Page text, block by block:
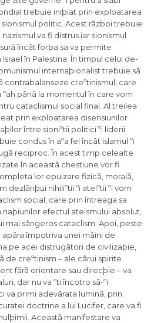
trebuie iniþiat prin exploatarea
politic. Acest rãzboi trebuie
va fi distrus iar sionismul
încât forþa sa va permite
în Palestina. În timpul celui de-
internaþionalist trebuie sã
contrabalanseze creºtinismul, care
ºah pânã la momentul în care vom
cataclismul social final. Al treilea
prin exploatarea disensiunilor
între sioniºtii politici ºi liderii
condus în aºa fel încât islamul ºi
reciproc. În acest timp celealte
în aceastã chestiune vor fi
lor epuizare fizicã, moralã,
dezlãnþui nihiliºtii ºi ateiºtii ºi vom
social, care prin întreaga sa
efectul ateismului absolut,
mai sângeros cataclism. Apoi, peste
împotriva unei mâini de
pe acei distrugãtori de civilizaþie,
de creºtinism – ale cãrui spirite
fãrã orientare sau direcþie – va
dar nu va ºti încotro sã-ºi
va primi adevãrata luminã, prin
doctrine a lui Lucifer, care va fi
Aceastã manifestare va